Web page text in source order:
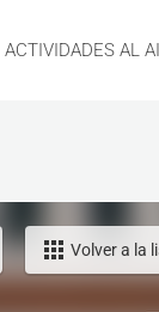
ACTIVIDADES AL
Volver a la